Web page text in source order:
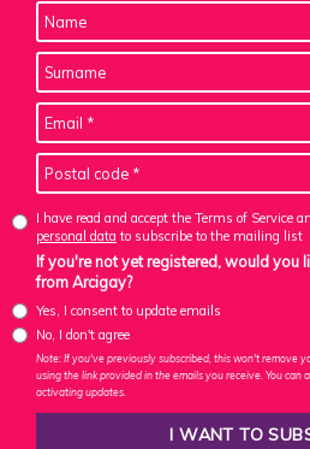
I have read and accept the Terms of Service
personal data to subscribe to the mailing list
If you're not yet registered, would you
from Arcigay?
Yes, I consent to update emails
No, I don't agree
Note: If you've previously subscribed, this won't remove
using the link provided in the emails you receive. You can
activating updates.